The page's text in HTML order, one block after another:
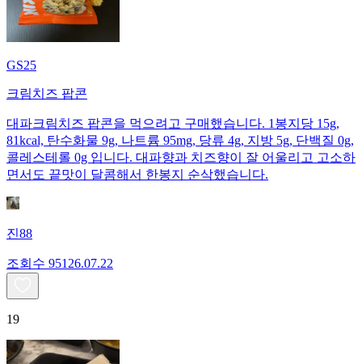
GS25
크림치즈 팝콘
대파크림치즈 팝콘을 먹으려고 구매했습니다. 1봉지당 15g,
81kcal, 탄수화물 9g, 나트륨 95mg, 당류 4g, 지방 5g, 단백질 0g,
콜레스테롤 0g 입니다. 대파향과 치즈향이 잘 어울리고 고소하
면서도 끝맛이 달콤해서 한봉지 순삭했습니다.
진88
조회수 951 26.07.22
19